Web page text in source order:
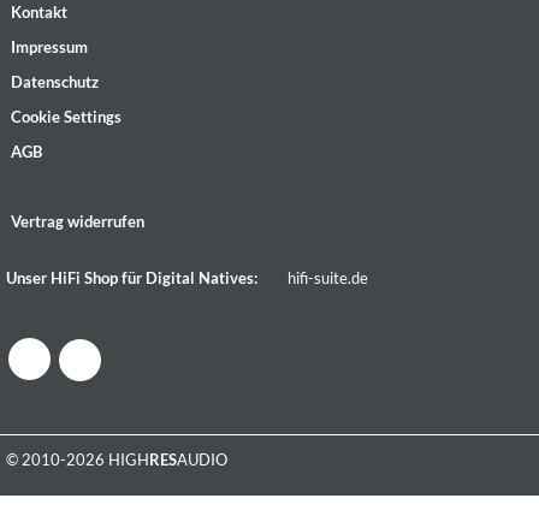
Kontakt
Impressum
Datenschutz
Cookie Settings
AGB
Vertrag widerrufen
Unser HiFi Shop für Digital Natives: hifi-suite.de
© 2010-2026 HIGHRESAUDIO